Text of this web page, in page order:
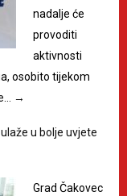
nadalje će
provoditi
aktivnosti
osobito tijekom
→
u bolje uvjete
Grad Čakovec